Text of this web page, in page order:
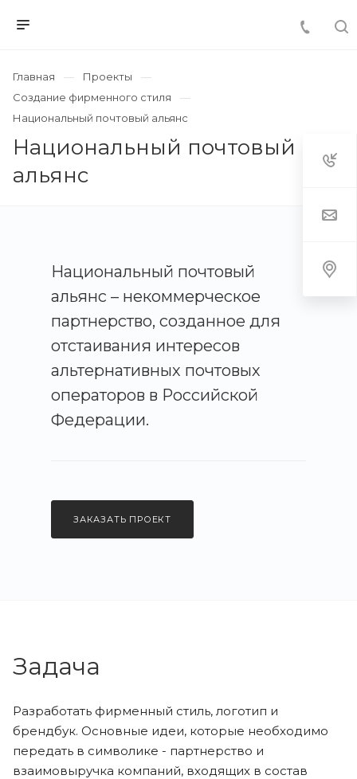
Главная
Проекты
Создание фирменного стиля
Национальный почтовый альянс
Национальный почтовый
альянс
Национальный почтовый
альянс – некоммерческое
партнерство, созданное для
отстаивания интересов
альтернативных почтовых
операторов в Российской
Федерации.
ЗАКАЗАТЬ ПРОЕКТ
Задача
Разработать фирменный стиль, логотип и
брендбук. Основные идеи, которые необходимо
передать в символике - партнерство и
взаимовыручка компаний, входящих в состав